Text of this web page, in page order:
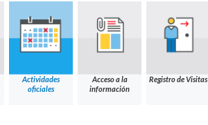
Actividades
oficiales
Acceso a la
información
Registro de Visitas